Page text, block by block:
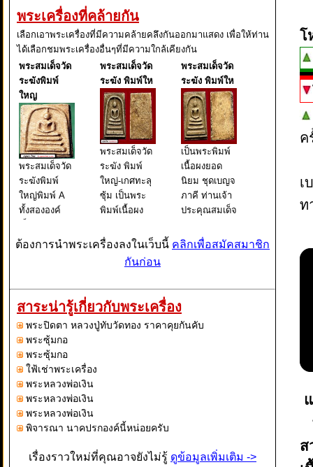
พระเครื่องที่คล้ายกัน
เลือกเอาพระเครื่องที่มีความคล้ายคลึงกันออกมาแสดง เพื่อให้ท่าน
ได้เลือกชมพระเครื่องอื่นๆที่มีความใกล้เคียงกัน
พระสมเด็จวัด
ระฆังพิมพ์
ใหญ
พระสมเด็จวัด
ระฆังพิมพ์
ใหญ่พิมพ์ A
ทั้งสององค์
เดียวกันแต่
คือ องค์ที่ 1
เป็นองค์ที่กด
จากแม่พิมพ์
องค์ต้นๆจะเ
พระสมเด็จวัด
ระฆัง พิมพ์ให
พระสมเด็จวัด
ระฆัง พิมพ์
ใหญ่-เกศทะลุ
ซุ้ม เป็นพระ
พิมพ์เนื้อผง
เบญจภาคี
ท่านเจ้า
ประคุณสมเด็จ
ย์ (โต พรหม
รังษี) วัดระฆัง
โฆสิตารามว
พระสมเด็จวัด
ระฆัง พิมพ์ให
เป็นพระพิมพ์
เนื้อผงยอด
นิยม ชุดเบญจ
ภาคี ท่านเจ้า
ประคุณสมเด็จ
ย์ (โต พรหม
เขต
บางกอกน้อย
ต้องการนำพระเครื่องลงในเว็บนี้ คลิกเพื่อสมัคสมาชิก
กันก่อน
สาระน่ารู้เกี่ยวกับพระเครื่อง
พระปิดตา หลวงปู่ทับวัดทอง ราคาคุยกันคับ
พระซุ้มกอ
พระซุ้มกอ
ใฟ้เช่าพระเครื่อง
พระหลวงพ่อเงิน
พระหลวงพ่อเงิน
พระหลวงพ่อเงิน
พิจารณา นาคปรกองค์นี้หน่อยครับ
เรื่องราวใหม่ที่คุณอาจยังไม่รู้ ดูข้อมูลเพิ่มเติม ->
โ
เ
ท
ส